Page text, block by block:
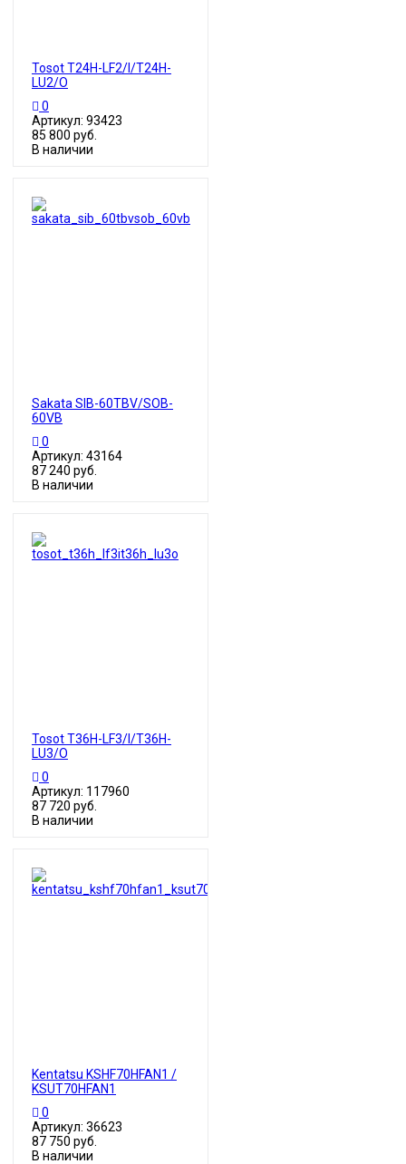
Tosot T24H-LF2/I/T24H-
LU2/O
0
Артикул: 93423
85 800 руб.
В наличии
Sakata SIB-60TBV/SOB-
60VB
0
Артикул: 43164
87 240 руб.
В наличии
Tosot T36H-LF3/I/T36H-
LU3/O
0
Артикул: 117960
87 720 руб.
В наличии
Kentatsu KSHF70HFAN1 /
KSUT70HFAN1
0
Артикул: 36623
87 750 руб.
В наличии